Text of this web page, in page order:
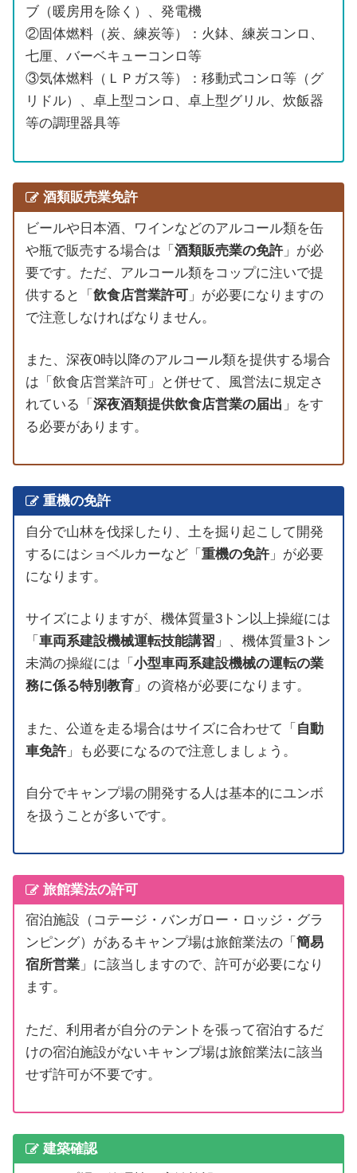
ブ（暖房用を除く）、発電機
②固体燃料（炭、練炭等）：火鉢、練炭コンロ、
七厘、バーベキューコンロ等
③気体燃料（ＬＰガス等）：移動式コンロ等（グ
リドル）、卓上型コンロ、卓上型グリル、炊飯器
等の調理器具等
酒類販売業免許
ビールや日本酒、ワインなどのアルコール類を缶
や瓶で販売する場合は「 酒類販売業の免許」が必
要です。ただ、アルコール類をコップに注いで提
供すると「 飲食店営業許可」が必要になりますの
で注意しなければなりません。
また、深夜0時以降のアルコール類を提供する場合
は「飲食店営業許可」と併せて、風営法に規定さ
れている「 深夜酒類提供飲食店営業の届出 」をす
る必要があります。
重機の免許
自分で山林を伐採したり、土を掘り起こして開発
するにはショベルカーなど「 重機の免許」が必要
になります。
サイズによりますが、機体質量3トン以上操縦には
「 車両系建設機械運転技能講習 」、機体質量3トン
未満の操縦には「 小型車両系建設機械の運転の業
務に係る特別教育」の資格が必要になります。
また、公道を走る場合はサイズに合わせて「 自動
車免許」も必要になるので注意しましょう。
自分でキャンプ場の開発する人は基本的にユンボ
を扱うことが多いです。
旅館業法の許可
宿泊施設（コテージ・バンガロー・ロッジ・グラ
ンピング）があるキャンプ場は旅館業法の「 簡易
宿所営業」に該当しますので、許可が必要になり
ます。
ただ、利用者が自分のテントを張って宿泊するだ
けの宿泊施設がないキャンプ場は旅館業法に該当
せず許可が不要です。
建築確認